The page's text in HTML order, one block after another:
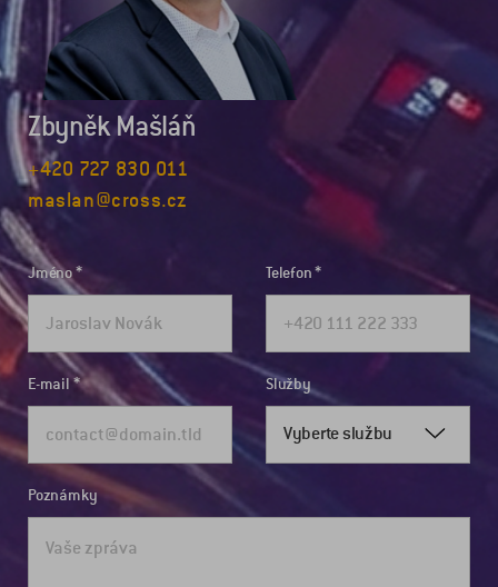
Zbyněk Mašláň
+420 727 830 011
maslan@cross.cz
Jméno Telefon
E-mail Služby
Vyberte službu
Poznámky